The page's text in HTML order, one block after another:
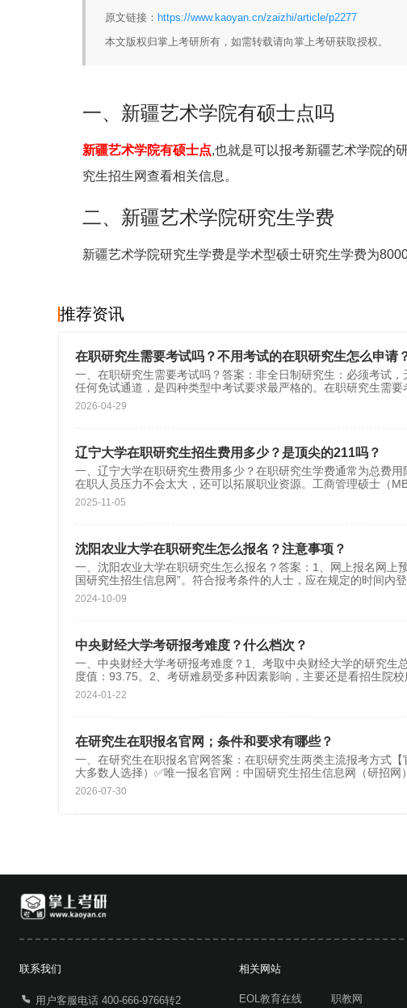
原文链接： https://www.kaoyan.cn/zaizhi/article/p2277
本文版权归掌上考研所有，如需转载请向掌上考研获取授权。
一、新疆艺术学院有硕士点吗
新疆艺术学院有硕士点,也就是可以报考新疆艺术学院的
究生招生网查看相关信息。
二、新疆艺术学院研究生学费
新疆艺术学院研究生学费是学术型硕士研究生学费为
推荐资讯
在职研究生需要考试吗？不用考试的在职研究生怎么申请
一、在职研究生需要考试吗？答案：非全日制研究生：必须考试
任何免试通道，是四种类型中考试要求最严格的。在职研究生需要
2026-04-29
辽宁大学在职研究生招生费用多少？是顶尖的211吗？
一、辽宁大学在职研究生费用多少？在职研究生学费通常为总费
在职人员压力不会太大，还可以拓展职业资源。‌‌‌工商管理硕士（
2025-11-05
沈阳农业大学在职研究生怎么报名？注意事项？
一、沈阳农业大学在职研究生怎么报名？答案：1、网上报名网上
国研究生招生信息网”。符合报考条件的人士，应在规定的时间内
2024-10-09
中央财经大学考研报考难度？什么档次？
一、中央财经大学考研报考难度？1、考取中央财经大学的研究
度值：93.75。2、考研难易受多种因素影响，主要还是看招生院校
2024-01-22
在研究生在职报名官网；条件和要求有哪些？
一、在研究生在职报名官网答案：在职研究生两类主流报考方式
大多数人选择）✅唯一报名官网：中国研究生招生信息网（研招网
2026-07-30
联系我们
用户客服电话 400-666-9766转2
相关网站
EOL教育在线 职教网